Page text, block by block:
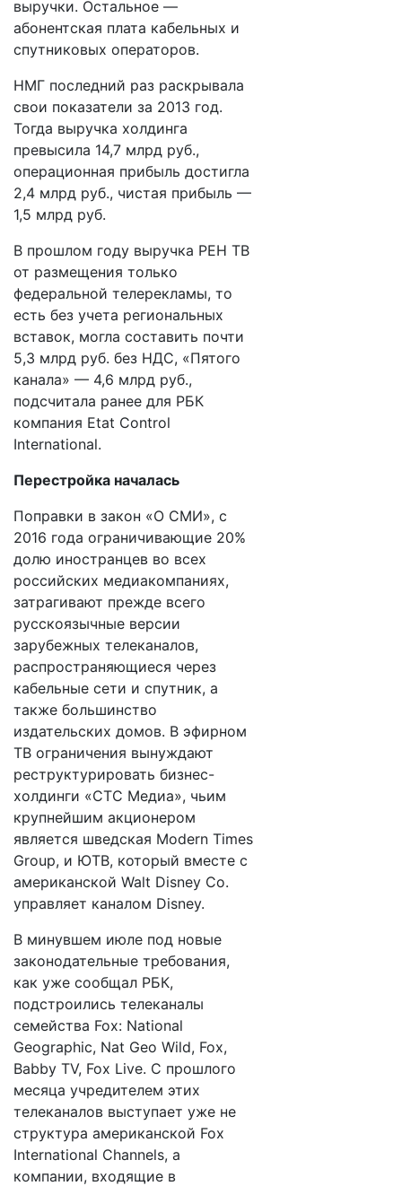
выручки. Остальное —
абонентская плата кабельных и
спутниковых операторов.
НМГ последний раз раскрывала
свои показатели за 2013 год.
Тогда выручка холдинга
превысила 14,7 млрд руб.,
операционная прибыль достигла
2,4 млрд руб., чистая прибыль —
1,5 млрд руб.
В прошлом году выручка РЕН ТВ
от размещения только
федеральной телерекламы, то
есть без учета региональных
вставок, могла составить почти
5,3 млрд руб. без НДС, «Пятого
канала» — 4,6 млрд руб.,
подсчитала ранее для РБК
компания Etat Control
International.
Перестройка началась
Поправки в закон «О СМИ», с
2016 года ограничивающие 20%
долю иностранцев во всех
российских медиакомпаниях,
затрагивают прежде всего
русскоязычные версии
зарубежных телеканалов,
распространяющиеся через
кабельные сети и спутник, а
также большинство
издательских домов. В эфирном
ТВ ограничения вынуждают
реструктурировать бизнес-
холдинги «СТС Медиа», чьим
крупнейшим акционером
является шведская Modern Times
Group, и ЮТВ, который вместе с
американской Walt Disney Co.
управляет каналом Disney.
В минувшем июле под новые
законодательные требования,
как уже сообщал РБК,
подстроились телеканалы
семейства Fox: National
Geographic, Nat Geo Wild, Fox,
Babby TV, Fox Live. С прошлого
месяца учредителем этих
телеканалов выступает уже не
структура американской Fox
International Channels, а
компании, входящие в